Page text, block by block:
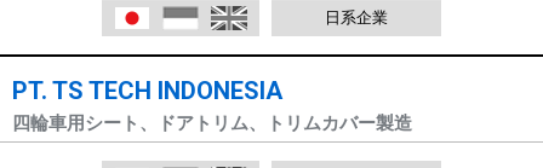
日本語 Indonesia 日系企業
PT. TS TECH INDONESIA
四輪車用シート、ドアトリム、トリムカバー製造